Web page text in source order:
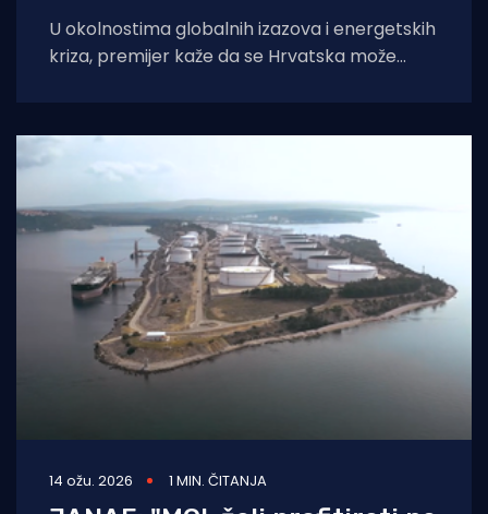
U okolnostima globalnih izazova i energetskih
kriza, premijer kaže da se Hrvatska može
14 ožu. 2026 1 MIN. ČITANJA